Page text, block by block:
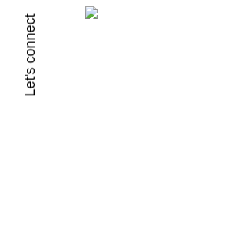
Let's connect